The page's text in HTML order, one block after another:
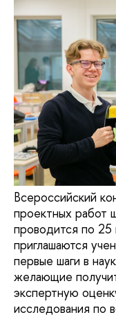
Всероссийский
проектных работ
проводится по
приглашаются
первые шаги в
желающие
экспертную
исследования по